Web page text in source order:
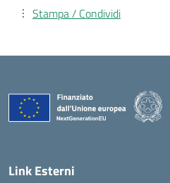
Stampa / Condividi
Link Esterni